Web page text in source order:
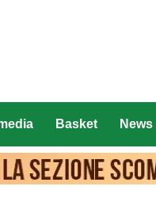
Basket News